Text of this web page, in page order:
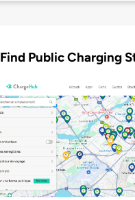
Find Public Charging